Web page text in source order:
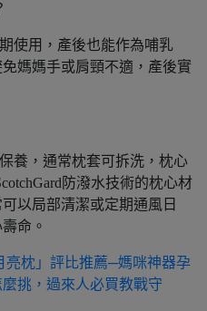
使用，產後也能作為哺乳
媽媽手或肩頸不適，產後實
養，通常枕套可拆洗，枕心
防潑水技術的枕心材
以局部清潔或定期通風日
命。
亮枕」評比推薦─媽咪神器孕
挑，過來人必買教戰守